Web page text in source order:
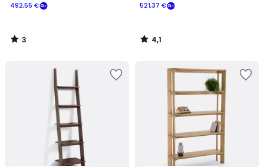
492,55 €
3
/
521,37 €
4,1
/